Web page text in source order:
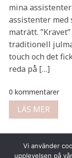
mina
assistenter med
maträtt.
traditionell
touch och det
reda på […]
0 kommentarer
LÄS MER
Vi använder
upplevelsen på